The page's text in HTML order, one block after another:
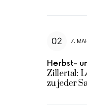
7.
Herbst-
Zillertal:
zu jeder